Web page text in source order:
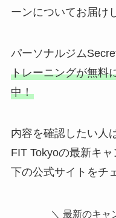
ーンについてお届け
パーソナルジム
トレーニングが無料
中！
内容を確認したい人
FIT Tokyoの最新キ
下の公式サイトをチ
＼ 最新のキャ